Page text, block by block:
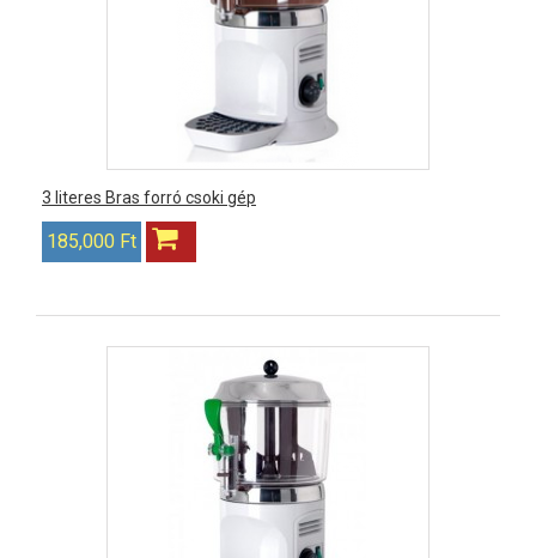
3 literes Bras forró csoki gép
185,000 Ft